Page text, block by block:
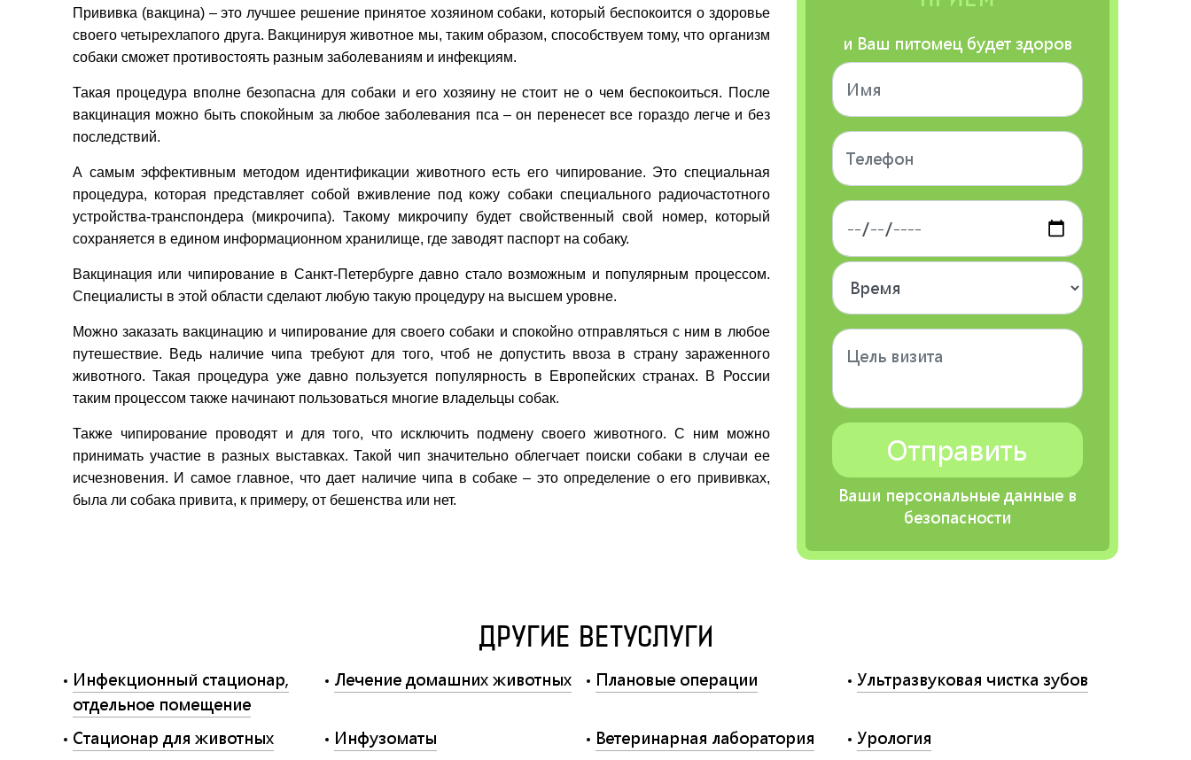
Прививка (вакцина) – это лучшее решение принятое хозяином собаки, который беспокоится о здоровье
своего четырехлапого друга. Вакцинируя животное мы, таким образом, способствуем тому, что организм
собаки сможет противостоять разным заболеваниям и инфекциям.
Такая процедура вполне безопасна для собаки и его хозяину не стоит не о чем беспокоиться. После
вакцинация можно быть спокойным за любое заболевания пса – он перенесет все гораздо легче и без
последствий.
А самым эффективным методом идентификации животного есть его чипирование. Это специальная
процедура, которая представляет собой вживление под кожу собаки специального радиочастотного
устройства-транспондера (микрочипа). Такому микрочипу будет свойственный свой номер, который
сохраняется в едином информационном хранилище, где заводят паспорт на собаку.
Вакцинация или чипирование в Санкт-Петербурге давно стало возможным и популярным процессом.
Специалисты в этой области сделают любую такую процедуру на высшем уровне.
Можно заказать вакцинацию и чипирование для своего собаки и спокойно отправляться с ним в любое
путешествие. Ведь наличие чипа требуют для того, чтоб не допустить ввоза в страну зараженного
животного. Такая процедура уже давно пользуется популярность в Европейских странах. В России
таким процессом также начинают пользоваться многие владельцы собак.
Также чипирование проводят и для того, что исключить подмену своего животного. С ним можно
принимать участие в разных выставках. Такой чип значительно облегчает поиски собаки в случаи ее
исчезновения. И самое главное, что дает наличие чипа в собаке – это определение о его прививках,
была ли собака привита, к примеру, от бешенства или нет.
и Ваш питомец будет здоров
Ваши персональные данные в
безопасности
ДРУГИЕ ВЕТУСЛУГИ
Инфекционный стационар,
отдельное помещение
Лечение домашних животных Плановые операции Ультразвуковая чистка зубов
Стационар для животных Инфузоматы Ветеринарная лаборатория
Урология